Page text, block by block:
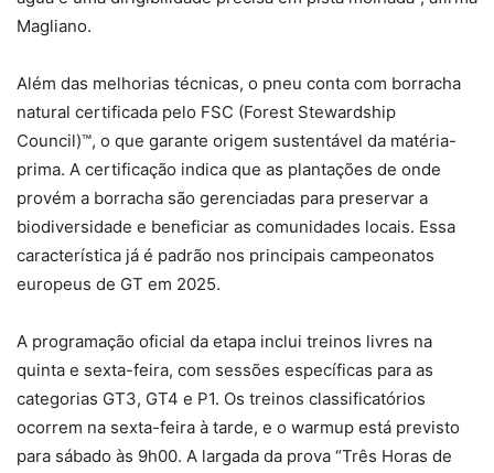
Magliano.
Além das melhorias técnicas, o pneu conta com borracha
natural certificada pelo FSC (Forest Stewardship
Council)™, o que garante origem sustentável da matéria-
prima. A certificação indica que as plantações de onde
provém a borracha são gerenciadas para preservar a
biodiversidade e beneficiar as comunidades locais. Essa
característica já é padrão nos principais campeonatos
europeus de GT em 2025.
A programação oficial da etapa inclui treinos livres na
quinta e sexta-feira, com sessões específicas para as
categorias GT3, GT4 e P1. Os treinos classificatórios
ocorrem na sexta-feira à tarde, e o warmup está previsto
para sábado às 9h00. A largada da prova “Três Horas de